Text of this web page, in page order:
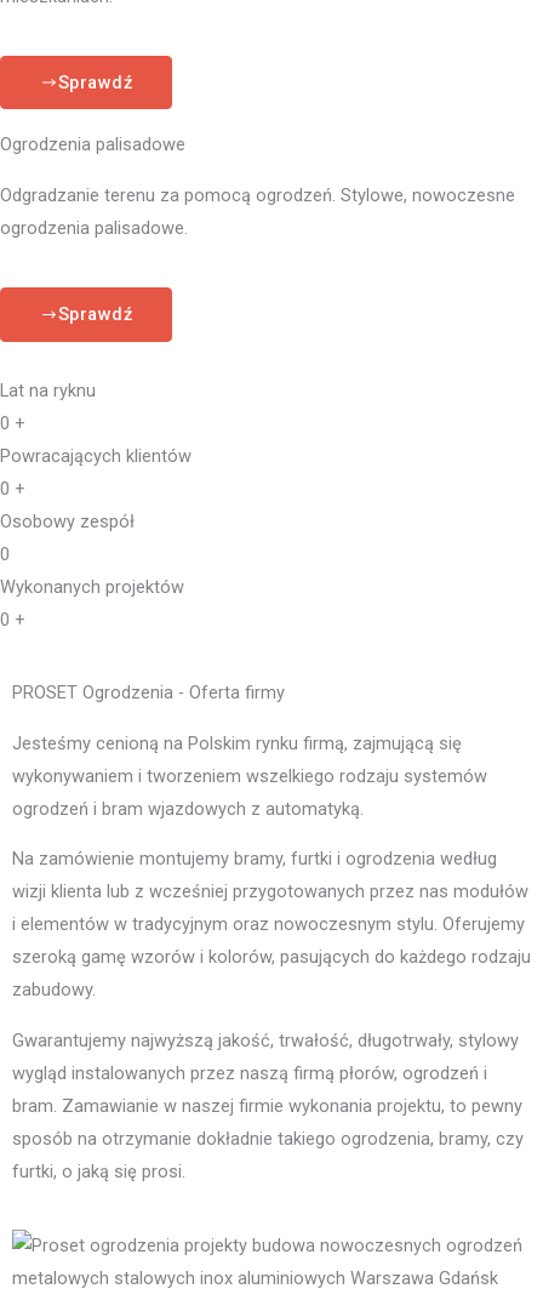
Sprawdź
Ogrodzenia palisadowe
Odgradzanie terenu za pomocą ogrodzeń. Stylowe, nowoczesne
ogrodzenia palisadowe.
Sprawdź
Lat na ryknu
0 +
Powracających klientów
0 +
Osobowy zespół
0
Wykonanych projektów
0 +
PROSET Ogrodzenia - Oferta firmy
Jesteśmy cenioną na Polskim rynku firmą, zajmującą się
wykonywaniem i tworzeniem wszelkiego rodzaju systemów
ogrodzeń i bram wjazdowych z automatyką.
Na zamówienie montujemy bramy, furtki i ogrodzenia według
wizji klienta lub z wcześniej przygotowanych przez nas modułów
i elementów w tradycyjnym oraz nowoczesnym stylu. Oferujemy
szeroką gamę wzorów i kolorów, pasujących do każdego rodzaju
zabudowy.
Gwarantujemy najwyższą jakość, trwałość, długotrwały, stylowy
wygląd instalowanych przez naszą firmą płorów, ogrodzeń i
bram. Zamawianie w naszej firmie wykonania projektu, to pewny
sposób na otrzymanie dokładnie takiego ogrodzenia, bramy, czy
furtki, o jaką się prosi.